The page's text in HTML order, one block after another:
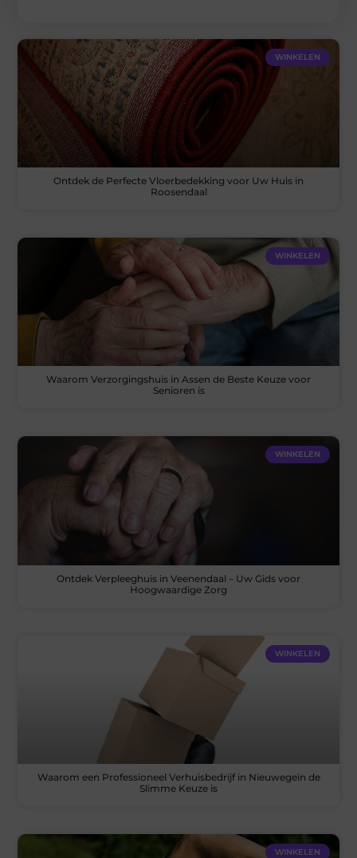
WINKELEN
Ontdek de Perfecte Vloerbedekking voor Uw Huis in
Roosendaal
WINKELEN
Waarom Verzorgingshuis in Assen de Beste Keuze voor
Senioren is
WINKELEN
Ontdek Verpleeghuis in Veenendaal – Uw Gids voor
Hoogwaardige Zorg
WINKELEN
Waarom een Professioneel Verhuisbedrijf in Nieuwegein de
Slimme Keuze is
WINKELEN